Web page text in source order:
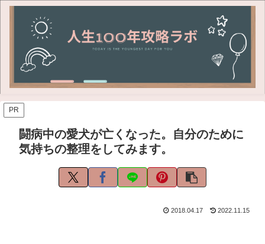
PR
闘病中の愛犬が亡くなった。自分のために
気持ちの整理をしてみます。
2018.04.17 2022.11.15